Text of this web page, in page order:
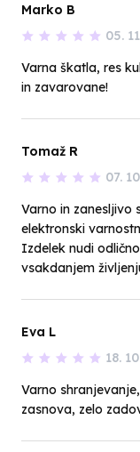
Marko B
05.
Varna škatla, res
in zavarovane!
Tomaž R
07.
Varno in zanesljivo
elektronski
Izdelek nudi
vsakdanjem
Eva L
18.
Varno
zasnova, zelo